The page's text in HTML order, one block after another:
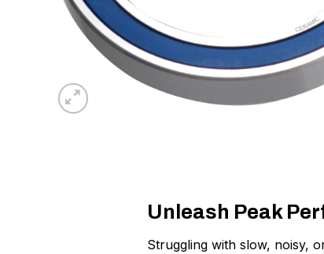
Unleash Peak
Struggling with slow, noisy,